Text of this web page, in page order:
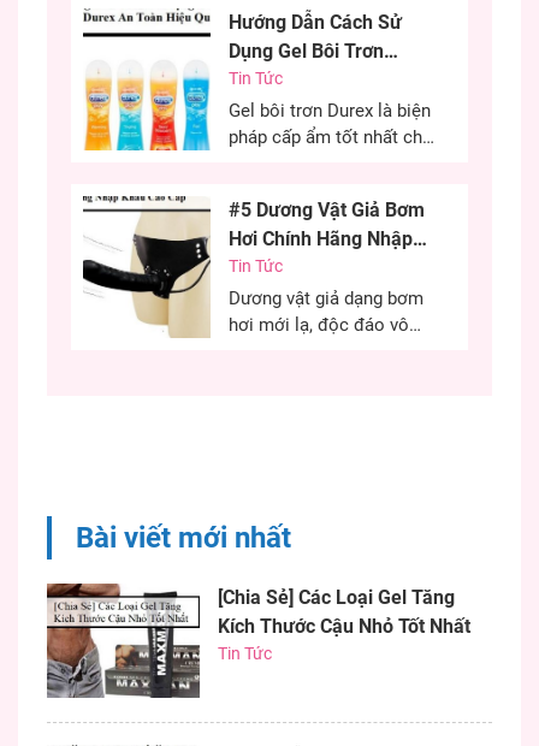
đến sự tự tin cho các
chàng trai. Đây là phương
pháp được nhiều anh em
lựa chọn nhằm cải thiện
kích thước cùng khả năng
Hướng Dẫn Cách Sử
Dụng Gel Bôi Trơn
Durex An Toàn Hiệu
Quả
Tin Tức
Gel bôi trơn Durex là biện
pháp cấp ẩm tốt nhất cho
cứu cánh cho những chị
em khô âm đạo có thể sử
dụng hiệu quả. Việc sử
dụng gel bôi trơn đúng
cách quyết định đến...
#5 Dương Vật Giả Bơm
Hơi Chính Hãng Nhập
Khẩu Cao Cấp
Tin Tức
Dương vật giả dạng bơm
hơi mới lạ, độc đáo vô
bơm...
Bài viết mới nhất
[Chia Sẻ] Các Loại Gel Tăng
Kích Thước Cậu Nhỏ Tốt Nhất
Tin Tức